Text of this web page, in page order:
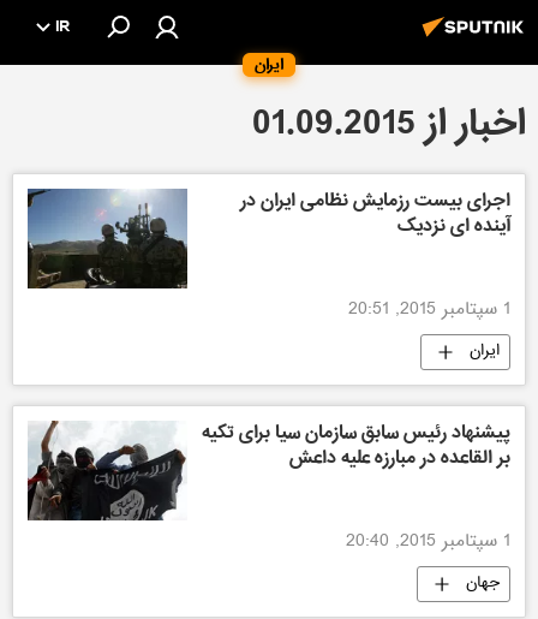
ایران
IR
اخبار از 01.09.2015
اجرای بیست رزمایش نظامی ایران در
آینده ای نزدیک
1 سپتامبر 2015, 20:51
ایران
پیشنهاد رئیس سابق سازمان سیا برای تکیه
بر القاعده در مبارزه علیه داعش
1 سپتامبر 2015, 20:40
جهان